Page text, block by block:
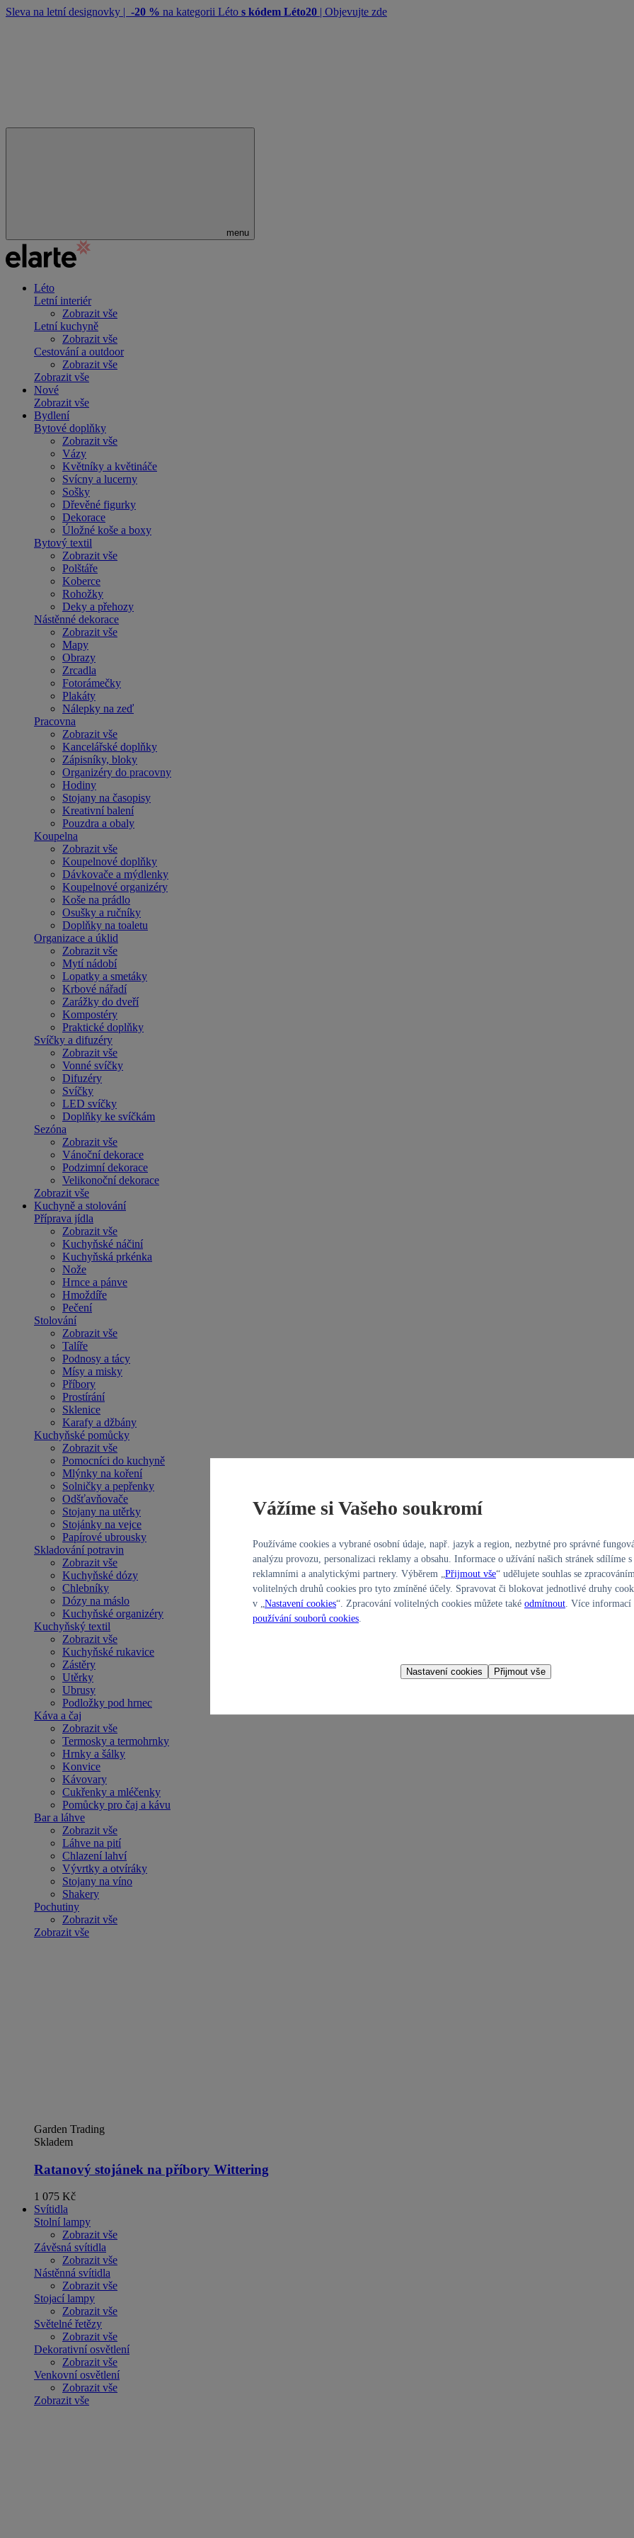
Sleva na letní designovky | -20 % na kategorii Léto s kódem Léto20 | Objevujte zde
menu
Léto
Letní interiér
Zobrazit vše
Letní kuchyně
Zobrazit vše
Cestování a outdoor
Zobrazit vše
Zobrazit vše
Nové
Zobrazit vše
Bydlení
Bytové doplňky
Zobrazit vše
Vázy
Květníky a květináče
Svícny a lucerny
Sošky
Dřevěné figurky
Dekorace
Úložné koše a boxy
Bytový textil
Zobrazit vše
Polštáře
Koberce
Rohožky
Deky a přehozy
Nástěnné dekorace
Zobrazit vše
Mapy
Obrazy
Zrcadla
Fotorámečky
Plakáty
Nálepky na zeď
Pracovna
Zobrazit vše
Kancelářské doplňky
Zápisníky, bloky
Organizéry do pracovny
Hodiny
Stojany na časopisy
Kreativní balení
Pouzdra a obaly
Koupelna
Zobrazit vše
Koupelnové doplňky
Dávkovače a mýdlenky
Koupelnové organizéry
Koše na prádlo
Osušky a ručníky
Doplňky na toaletu
Organizace a úklid
Zobrazit vše
Mytí nádobí
Lopatky a smetáky
Krbové nářadí
Zarážky do dveří
Kompostéry
Praktické doplňky
Svíčky a difuzéry
Zobrazit vše
Vonné svíčky
Difuzéry
Svíčky
LED svíčky
Doplňky ke svíčkám
Sezóna
Zobrazit vše
Vánoční dekorace
Podzimní dekorace
Velikonoční dekorace
Zobrazit vše
Kuchyně a stolování
Příprava jídla
Zobrazit vše
Kuchyňské náčiní
Kuchyňská prkénka
Nože
Hrnce a pánve
Hmoždíře
Pečení
Stolování
Zobrazit vše
Talíře
Podnosy a tácy
Mísy a misky
Příbory
Prostírání
Sklenice
Karafy a džbány
Kuchyňské pomůcky
Zobrazit vše
Pomocníci do kuchyně
Mlýnky na koření
Solničky a pepřenky
Odšťavňovače
Stojany na utěrky
Stojánky na vejce
Papírové ubrousky
Skladování potravin
Zobrazit vše
Kuchyňské dózy
Chlebníky
Dózy na máslo
Kuchyňské organizéry
Kuchyňský textil
Zobrazit vše
Kuchyňské rukavice
Zástěry
Utěrky
Ubrusy
Podložky pod hrnec
Káva a čaj
Zobrazit vše
Termosky a termohrnky
Hrnky a šálky
Konvice
Kávovary
Cukřenky a mléčenky
Pomůcky pro čaj a kávu
Bar a láhve
Zobrazit vše
Láhve na pití
Chlazení lahví
Vývrtky a otvíráky
Stojany na víno
Shakery
Pochutiny
Zobrazit vše
Zobrazit vše
Garden Trading
Skladem
Ratanový stojánek na příbory Wittering
1 075 Kč
Svítidla
Stolní lampy
Zobrazit vše
Závěsná svítidla
Zobrazit vše
Nástěnná svítidla
Zobrazit vše
Stojací lampy
Zobrazit vše
Světelné řetězy
Zobrazit vše
Dekorativní osvětlení
Zobrazit vše
Venkovní osvětlení
Zobrazit vše
Zobrazit vše
Vážíme si Vašeho soukromí
Používáme cookies a vybrané osobní údaje, např. jazyk a region, nezbytné pro správné
analýzu provozu, personalizaci reklamy a obsahu. Informace o užívání našich stránek sdílíme s
reklamními a analytickými partnery. Výběrem „ Přijmout vše“ udělujete souhlas se
volitelných druhů cookies pro tyto zmíněné účely. Spravovat či blokovat jednotlivé druhy
v „ Nastavení cookies“. Zpracování volitelných cookies můžete také odmítnout . Více informací
používání souborů cookies
Nastavení cookies Přijmout vše